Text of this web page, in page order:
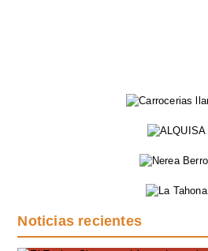
Noticias recientes